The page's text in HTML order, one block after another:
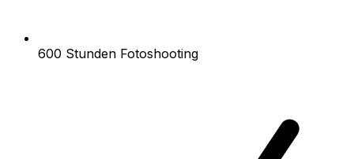
600 Stunden Fotoshooting